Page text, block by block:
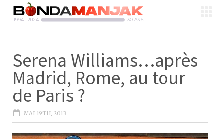
Serena Williams…après
Madrid, Rome, au tour
de Paris ?
MAI 19TH, 2013